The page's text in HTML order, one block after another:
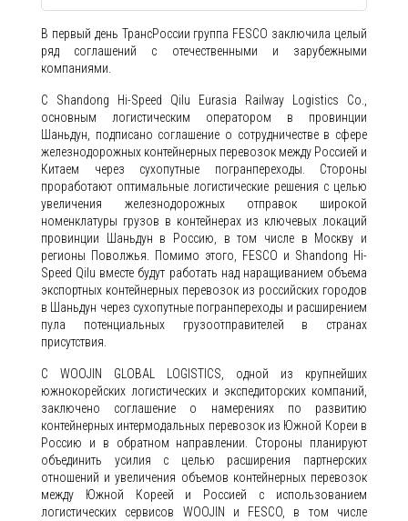
В первый день ТрансРоссии группа FESCO заключила целый
ряд соглашений с отечественными и зарубежными
компаниями.
С Shandong Hi-Speed Qilu Eurasia Railway Logistics Co.,
основным логистическим оператором в провинции
Шаньдун, подписано соглашение о сотрудничестве в сфере
железнодорожных контейнерных перевозок между Россией и
Китаем через сухопутные погранпереходы. Стороны
проработают оптимальные логистические решения с целью
увеличения железнодорожных отправок широкой
номенклатуры грузов в контейнерах из ключевых локаций
провинции Шаньдун в Россию, в том числе в Москву и
регионы Поволжья. Помимо этого, FESCO и Shandong Hi-
Speed Qilu вместе будут работать над наращиванием объема
экспортных контейнерных перевозок из российских городов
в Шаньдун через сухопутные погранпереходы и расширением
пула потенциальных грузоотправителей в странах
присутствия.
С WOOJIN GLOBAL LOGISTICS, одной из крупнейших
южнокорейских логистических и экспедиторских компаний,
заключено соглашение о намерениях по развитию
контейнерных интермодальных перевозок из Южной Кореи в
Россию и в обратном направлении. Стороны планируют
объединить усилия с целью расширения партнерских
отношений и увеличения объемов контейнерных перевозок
между Южной Кореей и Россией с использованием
логистических сервисов WOOJIN и FESCO, в том числе